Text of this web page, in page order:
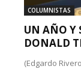
COLUMNISTAS
UN AÑO Y
DONALD
(Edgardo